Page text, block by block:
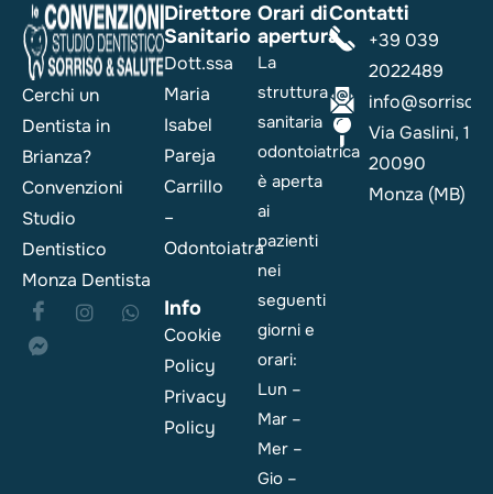
Cerchi un
Dentista in
Brianza?
Convenzioni
Studio
Dentistico
Monza Dentista
Direttore
Sanitario
Dott.ssa
Maria
Isabel
Pareja
Carrillo
–
Odontoiatra
Info
Cookie
Policy
Privacy
Policy
Orari di
apertura
La
struttura
sanitaria
odontoiatrica
è aperta
ai
pazienti
nei
seguenti
giorni e
orari:
Lun –
Mar –
Mer –
Gio –
Contatti
+39 039
2022489
Via Gaslini, 1
20090
Monza (MB)